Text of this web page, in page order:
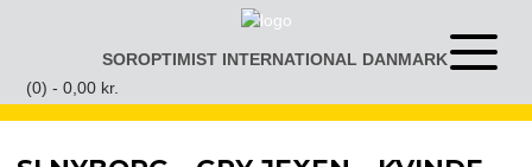
SOROPTIMIST INTERNATIONAL DANMARKÅben
menu
(0) - 0,00 kr.